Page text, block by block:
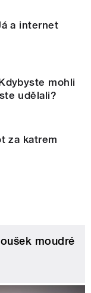
a internet
mohli
udělali?
za katrem
moudré